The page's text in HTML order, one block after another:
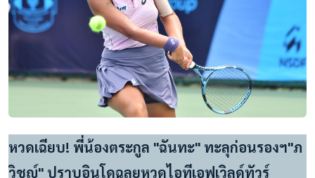
หวดเฉียบ! พี่น้องตระกูล "ฉันทะ" ทะลุก่อนรองฯ"ภ
วิชญ์" ปราบอินโดฉลุยหวดไอทีเอฟเวิลด์ทัวร์